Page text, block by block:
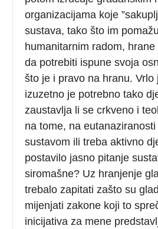
organizacijama koje
sustava, tako što im
humanitarnim radom,
da potrebiti ispune svoja
što je i pravo na hranu. Vrlo
izuzetno je potrebno tako
zaustavlja li se crkveno i
na tome, na
sustavom ili treba aktivno
postavilo jasno pitanje
siromašne? Uz hranjenje
trebalo zapitati zašto su
mijenjati zakone koji to
inicijativa za mene